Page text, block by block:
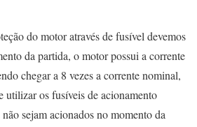
do motor através de fusível devemos
da partida, o motor possui a corrente
chegar a 8 vezes a corrente nominal,
utilizar os fusíveis de acionamento
sejam acionados no momento da